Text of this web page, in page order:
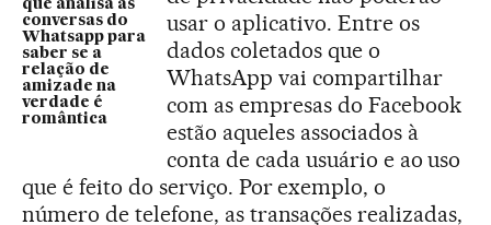
que analisa as
conversas do
Whatsapp para
saber se a
relação de
amizade na
verdade é
romântica
usar o aplicativo. Entre os
dados coletados que o
WhatsApp vai compartilhar
com as empresas do Facebook
estão aqueles associados à
conta de cada usuário e ao uso
que é feito do serviço. Por exemplo, o
número de telefone, as transações realizadas,